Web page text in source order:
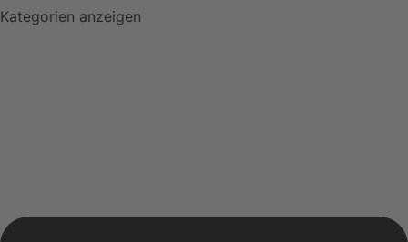
Kategorien anzeigen